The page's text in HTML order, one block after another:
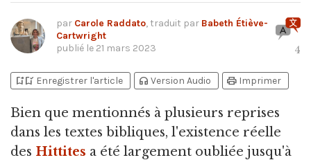
par Carole Raddato, traduit par Babeth Étiève-
Cartwright
publié le 21 mars 2023 4
bookmark_addbookmark_added Enregistrer l'article headphones Version Audio print Imprimer
Bien que mentionnés à plusieurs reprises
dans les textes bibliques, l'existence réelle
des Hittites a été largement oubliée jusqu'à